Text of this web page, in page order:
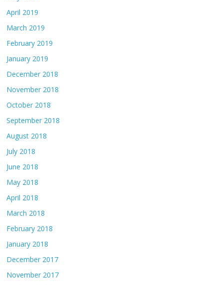
April 2019
March 2019
February 2019
January 2019
December 2018
November 2018
October 2018
September 2018
August 2018
July 2018
June 2018
May 2018
April 2018
March 2018
February 2018
January 2018
December 2017
November 2017